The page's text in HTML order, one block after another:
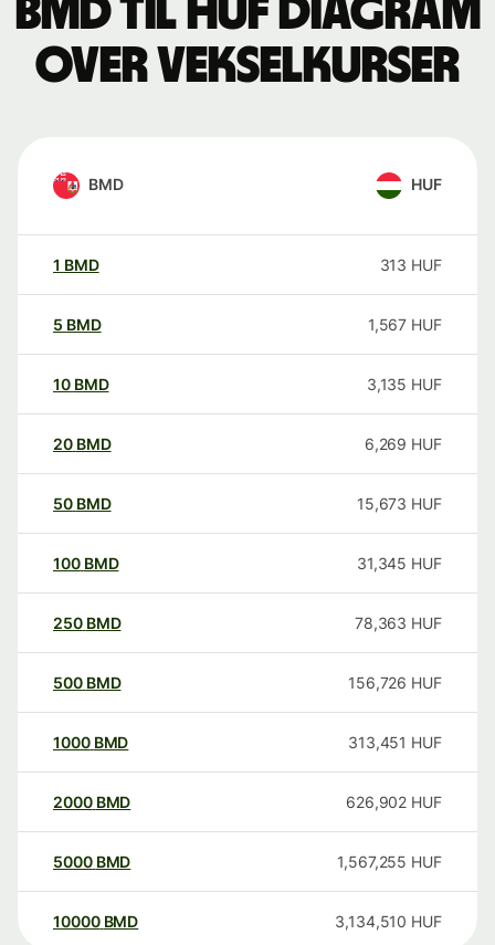
BMD til HUF Diagram
over vekselkurser
BMD HUF
1 BMD 313 HUF
5 BMD 1,567 HUF
10 BMD 3,135 HUF
20 BMD 6,269 HUF
50 BMD 15,673 HUF
100 BMD 31,345 HUF
250 BMD 78,363 HUF
500 BMD 156,726 HUF
1000 BMD 313,451 HUF
2000 BMD 626,902 HUF
5000 BMD 1,567,255 HUF
10000 BMD 3,134,510 HUF